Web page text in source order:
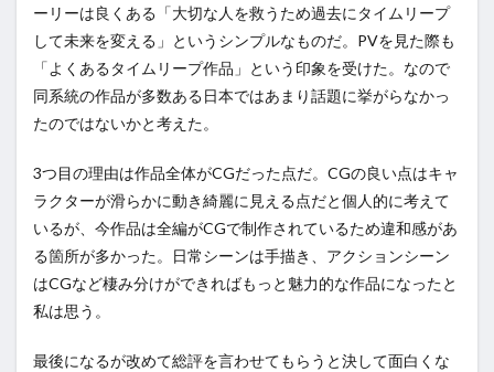
ーリーは良くある「大切な人を救うため過去にタイムリープ
して未来を変える」というシンプルなものだ。PVを見た際も
「よくあるタイムリープ作品」という印象を受けた。なので
同系統の作品が多数ある日本ではあまり話題に挙がらなかっ
たのではないかと考えた。
3つ目の理由は作品全体がCGだった点だ。CGの良い点はキャ
ラクターが滑らかに動き綺麗に見える点だと個人的に考えて
いるが、今作品は全編がCGで制作されているため違和感があ
る箇所が多かった。日常シーンは手描き、アクションシーン
はCGなど棲み分けができればもっと魅力的な作品になったと
私は思う。
最後になるが改めて総評を言わせてもらうと決して面白くな